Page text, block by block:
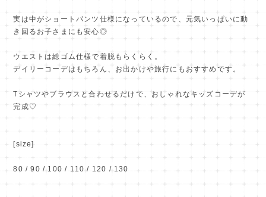
実は中がショートパンツ仕様になっているので、元気いっぱいに動
き回るお子さまにも安心◎
ウエストは総ゴム仕様で着脱もらくらく。
デイリーコーデはもちろん、お出かけや旅行にもおすすめです。
Tシャツやブラウスと合わせるだけで、おしゃれなキッズコーデが
完成♡
[size]
80 / 90 / 100 / 110 / 120 / 130